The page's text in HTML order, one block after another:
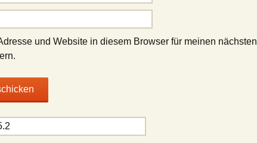
und Website in diesem Browser für meinen nächsten